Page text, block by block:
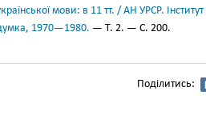
мови: в 11 тт. / АН УРСР.
1970—1980. — Т. 2. — С. 200.
Поділитись: